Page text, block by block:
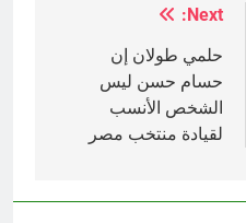
Next:
حلمي طولان إن
حسام حسن ليس
الشخص الأنسب
لقيادة منتخب مصر